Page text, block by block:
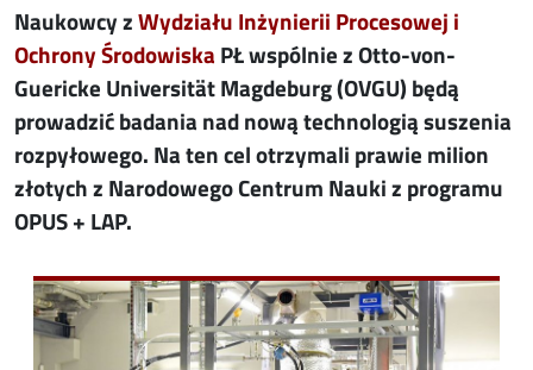
Naukowcy zWydziału Inżynierii Procesowej i
Ochrony Środowiska PŁ wspólnie z Otto-von-
Guericke Universität Magdeburg (OVGU) będą
prowadzić badania nad nową technologią suszenia
rozpyłowego. Na ten cel otrzymali prawie milion
złotych z Narodowego Centrum Nauki z programu
OPUS + LAP.
Image